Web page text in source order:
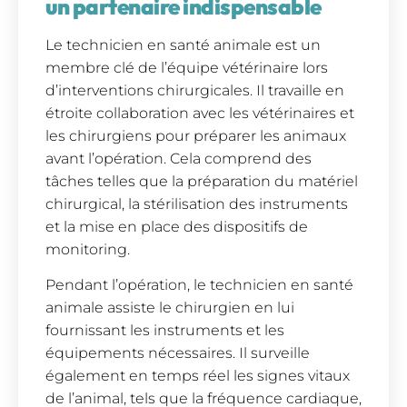
un partenaire indispensable
Le technicien en santé animale est un
membre clé de l’équipe vétérinaire lors
d’interventions chirurgicales. Il travaille en
étroite collaboration avec les vétérinaires et
les chirurgiens pour préparer les animaux
avant l’opération. Cela comprend des
tâches telles que la préparation du matériel
chirurgical, la stérilisation des instruments
et la mise en place des dispositifs de
monitoring.
Pendant l’opération, le technicien en santé
animale assiste le chirurgien en lui
fournissant les instruments et les
équipements nécessaires. Il surveille
également en temps réel les signes vitaux
de l’animal, tels que la fréquence cardiaque,